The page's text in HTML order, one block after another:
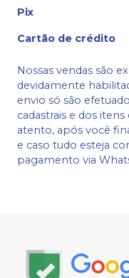
Pix
Cartão de crédito
Nossas vendas são
devidamente
envio só são
cadastrais e dos
atento, após você
e caso tudo esteja
pagamento via